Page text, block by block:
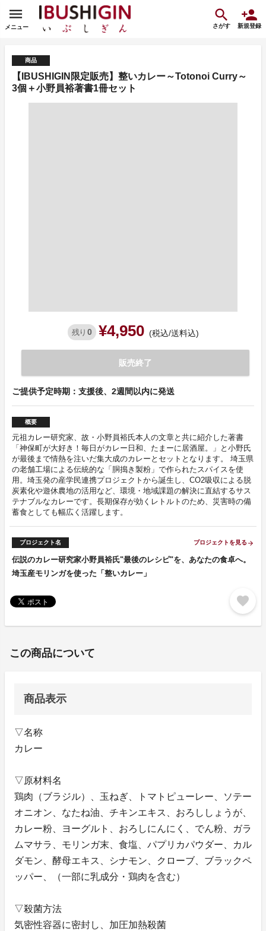
メニュー さがす 新規登録
商品
【IBUSHIGIN限定販売】整いカレー～Totonoi Curry～
3個＋小野員裕著書1冊セット
残り 0 ¥4,950 (税込/送料込)
販売終了
ご提供予定時期：支援後、2週間以内に発送
概要
元祖カレー研究家、故・小野員裕氏本人の文章と共に紹介した著書
「神保町が大好き！毎日がカレー日和、たまーに居酒屋。」と小野氏
が最後まで情熱を注いだ集大成のカレーとセットとなります。 埼玉県
の老舗工場による伝統的な「胴搗き製粉」で作られたスパイスを使
用。埼玉発の産学民連携プロジェクトから誕生し、CO2吸収による脱
炭素化や遊休農地の活用など、環境・地域課題の解決に直結するサス
テナブルなカレーです。長期保存が効くレトルトのため、災害時の備
蓄食としても幅広く活躍します。
プロジェクト名 プロジェクトを見る arrow_forward
伝説のカレー研究家小野員裕氏"最後のレシピ"を、あなたの食卓へ。
埼玉産モリンガを使った「整いカレー」
favorite
この商品について
商品表示
▽名称
カレー
▽原材料名
鶏肉（ブラジル）、玉ねぎ、トマトピューレー、ソテー
オニオン、なたね油、チキンエキス、おろししょうが、
カレー粉、ヨーグルト、おろしにんにく、でん粉、ガラ
ムマサラ、モリンガ末、食塩、パプリカパウダー、カル
ダモン、酵母エキス、シナモン、クローブ、ブラックペ
ッパー、（一部に乳成分・鶏肉を含む）
▽殺菌方法
気密性容器に密封し、加圧加熱殺菌